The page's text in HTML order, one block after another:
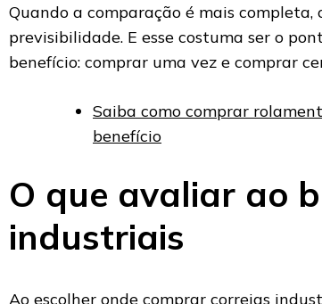
Quando a comparação é mais completa,
previsibilidade. E esse costuma ser o
benefício: comprar uma vez e comprar
Saiba como comprar
benefício
O que avaliar ao
industriais
Ao escolher onde comprar correias